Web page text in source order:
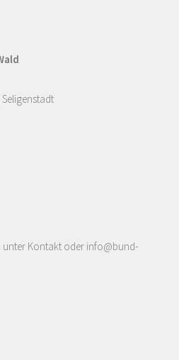
unter Kontakt oder info@bund-